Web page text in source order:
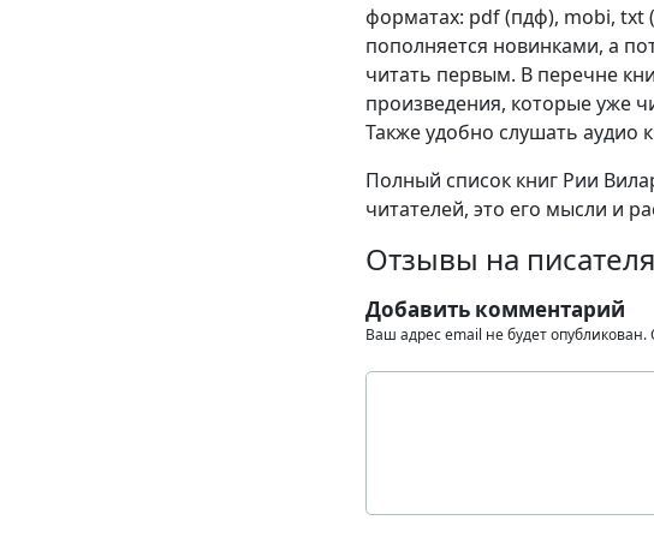
форматах: pdf (пдф), mobi, txt
пополняется новинками, а
читать первым. В перечне
произведения, которые уже
Также удобно слушать аудио
Полный список книг Рии
читателей, это его мысли и
Отзывы на
Добавить комментарий
Ваш адрес email не будет опубликован.